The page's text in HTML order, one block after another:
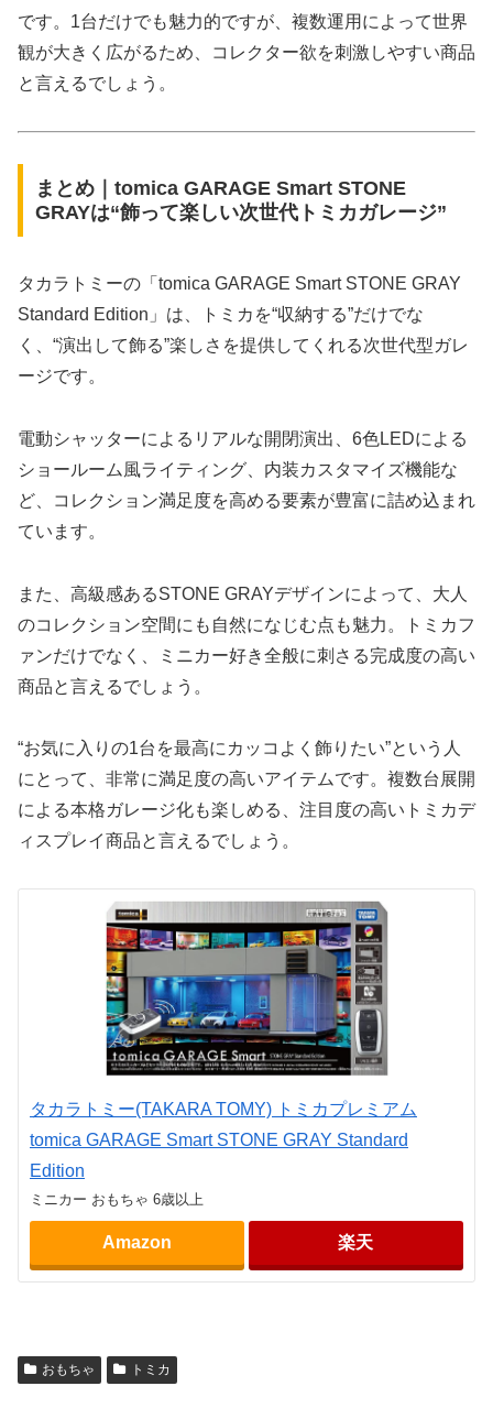
です。1台だけでも魅力的ですが、複数運用によって世界
観が大きく広がるため、コレクター欲を刺激しやすい商品
と言えるでしょう。
まとめ｜tomica GARAGE Smart STONE
GRAYは“飾って楽しい次世代トミカガレージ”
タカラトミーの「tomica GARAGE Smart STONE GRAY
Standard Edition」は、トミカを“収納する”だけでな
く、“演出して飾る”楽しさを提供してくれる次世代型ガレ
ージです。
電動シャッターによるリアルな開閉演出、6色LEDによる
ショールーム風ライティング、内装カスタマイズ機能な
ど、コレクション満足度を高める要素が豊富に詰め込まれ
ています。
また、高級感あるSTONE GRAYデザインによって、大人
のコレクション空間にも自然になじむ点も魅力。トミカフ
ァンだけでなく、ミニカー好き全般に刺さる完成度の高い
商品と言えるでしょう。
“お気に入りの1台を最高にカッコよく飾りたい”という人
にとって、非常に満足度の高いアイテムです。複数台展開
による本格ガレージ化も楽しめる、注目度の高いトミカデ
ィスプレイ商品と言えるでしょう。
タカラトミー(TAKARA TOMY) トミカプレミアム
tomica GARAGE Smart STONE GRAY Standard
Edition
ミニカー おもちゃ 6歳以上
Amazon 楽天
おもちゃ トミカ